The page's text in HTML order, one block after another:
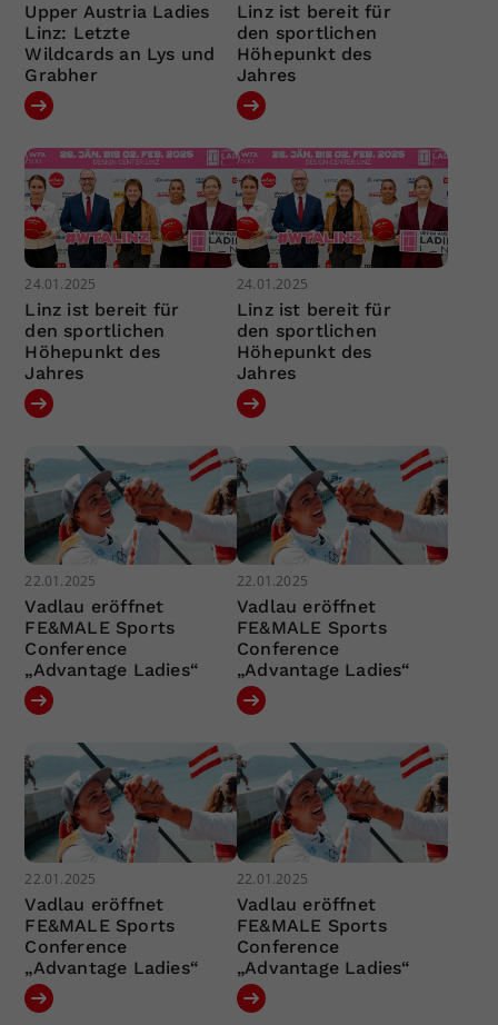
Upper Austria Ladies
Linz: Letzte
Wildcards an Lys und
Grabher
Linz ist bereit für
den sportlichen
Höhepunkt des
Jahres
24.01.2025
Linz ist bereit für
den sportlichen
Höhepunkt des
Jahres
24.01.2025
Linz ist bereit für
den sportlichen
Höhepunkt des
Jahres
22.01.2025
Vadlau eröffnet
FE&MALE Sports
Conference
„Advantage Ladies“
22.01.2025
Vadlau eröffnet
FE&MALE Sports
Conference
„Advantage Ladies“
22.01.2025
Vadlau eröffnet
FE&MALE Sports
Conference
„Advantage Ladies“
22.01.2025
Vadlau eröffnet
FE&MALE Sports
Conference
„Advantage Ladies“